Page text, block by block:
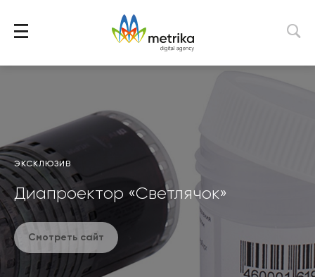
ЭКСКЛЮЗИВ
Диапроектор «Светлячок»
Смотреть сайт